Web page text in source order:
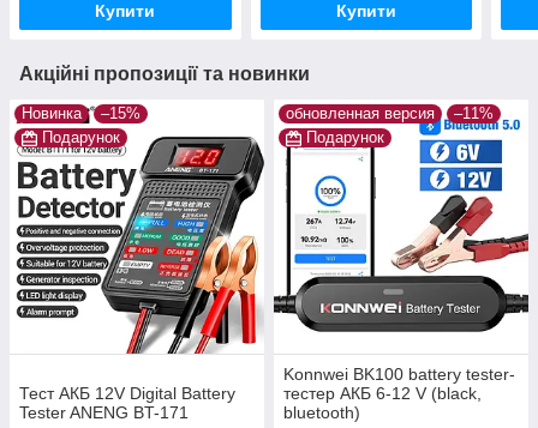
Купити Купити
Акційні пропозиції та новинки
Новинка
–15%
Подарунок
Тест АКБ 12V Digital Battery
Tester ANENG BT-171
обновленная версия
–11%
Подарунок
Konnwei BK100 battery tester-
тестер АКБ 6-12 V (black,
bluetooth)